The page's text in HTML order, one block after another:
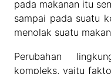
pada makanan itu
sampai pada suatu
menolak suatu
Perubahan
kompleks, yaitu